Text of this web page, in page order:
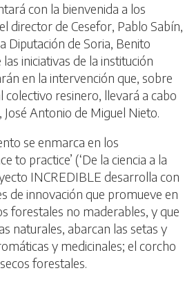
con la bienvenida a los
director de Cesefor, Pablo Sabín,
Diputación de Soria, Benito
iniciativas de la institución
en la intervención que, sobre
colectivo resinero, llevará a cabo
José Antonio de Miguel Nieto.
se enmarca en los
to practice’ (‘De la ciencia a la
INCREDIBLE desarrolla con
de innovación que promueve en
forestales no maderables, y que
naturales, abarcan las setas y
y medicinales; el corcho
forestales.